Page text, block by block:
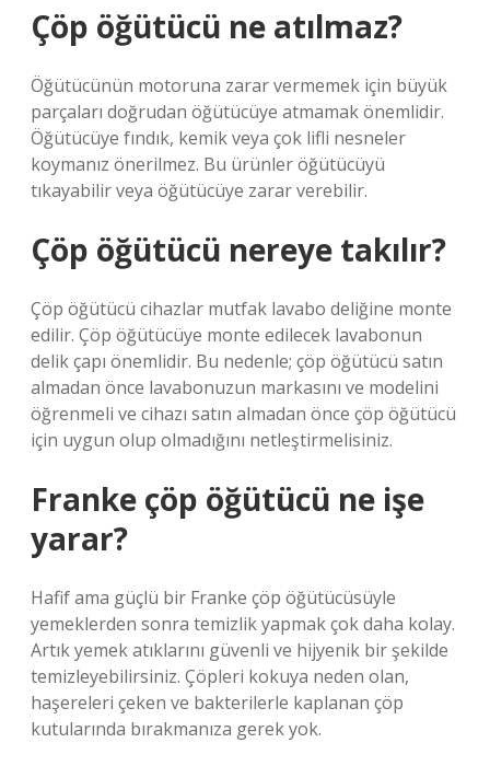
Çöp öğütücü ne atılmaz?
Öğütücünün motoruna zarar vermemek için büyük
parçaları doğrudan öğütücüye atmamak önemlidir.
Öğütücüye fındık, kemik veya çok lifli nesneler
koymanız önerilmez. Bu ürünler öğütücüyü
tıkayabilir veya öğütücüye zarar verebilir.
Çöp öğütücü nereye takılır?
Çöp öğütücü cihazlar mutfak lavabo deliğine monte
edilir. Çöp öğütücüye monte edilecek lavabonun
delik çapı önemlidir. Bu nedenle; çöp öğütücü satın
almadan önce lavabonuzun markasını ve modelini
öğrenmeli ve cihazı satın almadan önce çöp öğütücü
için uygun olup olmadığını netleştirmelisiniz.
Franke çöp öğütücü ne işe
yarar?
Hafif ama güçlü bir Franke çöp öğütücüsüyle
yemeklerden sonra temizlik yapmak çok daha kolay.
Artık yemek atıklarını güvenli ve hijyenik bir şekilde
temizleyebilirsiniz. Çöpleri kokuya neden olan,
haşereleri çeken ve bakterilerle kaplanan çöp
kutularında bırakmanıza gerek yok.